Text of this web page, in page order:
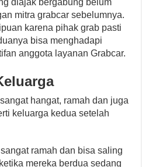
diajak bergabung belum
mitra grabcar sebelumnya.
karena pihak grab pasti
bisa menghadapi
anggota layanan Grabcar.
hangat, ramah dan juga
keluarga kedua setelah
ramah dan bisa saling
mereka berdua sedang